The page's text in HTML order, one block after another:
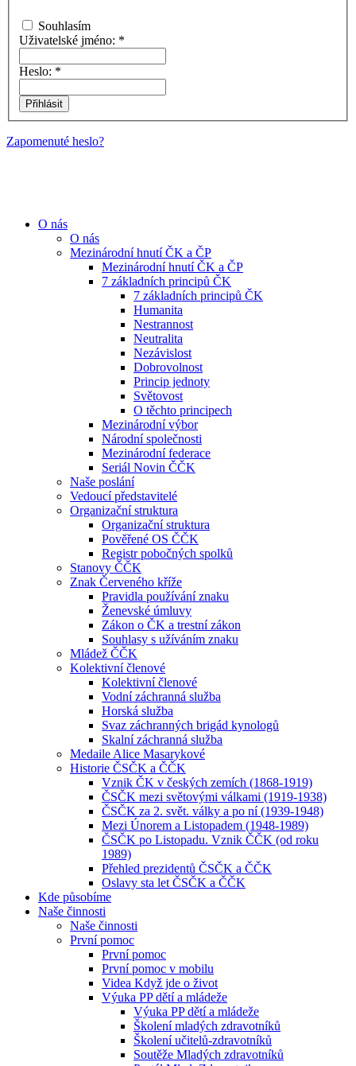
Souhlasím
Uživatelské jméno: *
Heslo: *
Zapomenuté heslo?
O nás
O nás
Mezinárodní hnutí ČK a ČP
Mezinárodní hnutí ČK a ČP
7 základních principů ČK
7 základních principů ČK
Humanita
Nestrannost
Neutralita
Nezávislost
Dobrovolnost
Princip jednoty
Světovost
O těchto principech
Mezinárodní výbor
Národní společnosti
Mezinárodní federace
Seriál Novin ČČK
Naše poslání
Vedoucí představitelé
Organizační struktura
Organizační struktura
Pověřené OS ČČK
Registr pobočných spolků
Stanovy ČČK
Znak Červeného kříže
Pravidla používání znaku
Ženevské úmluvy
Zákon o ČK a trestní zákon
Souhlasy s užíváním znaku
Mládež ČČK
Kolektivní členové
Kolektivní členové
Vodní záchranná služba
Horská služba
Svaz záchranných brigád kynologů
Skalní záchranná služba
Medaile Alice Masarykové
Historie ČSČK a ČČK
Vznik ČK v českých zemích (1868-1919)
ČSČK mezi světovými válkami (1919-1938)
ČSČK za 2. svět. války a po ní (1939-1948)
Mezi Únorem a Listopadem (1948-1989)
ČSČK po Listopadu. Vznik ČČK (od roku
1989)
Přehled prezidentů ČSČK a ČČK
Oslavy sta let ČSČK a ČČK
Kde působíme
Naše činnosti
Naše činnosti
První pomoc
První pomoc
První pomoc v mobilu
Videa Když jde o život
Výuka PP dětí a mládeže
Výuka PP dětí a mládeže
Školení mladých zdravotníků
Školení učitelů-zdravotníků
Soutěže Mladých zdravotníků